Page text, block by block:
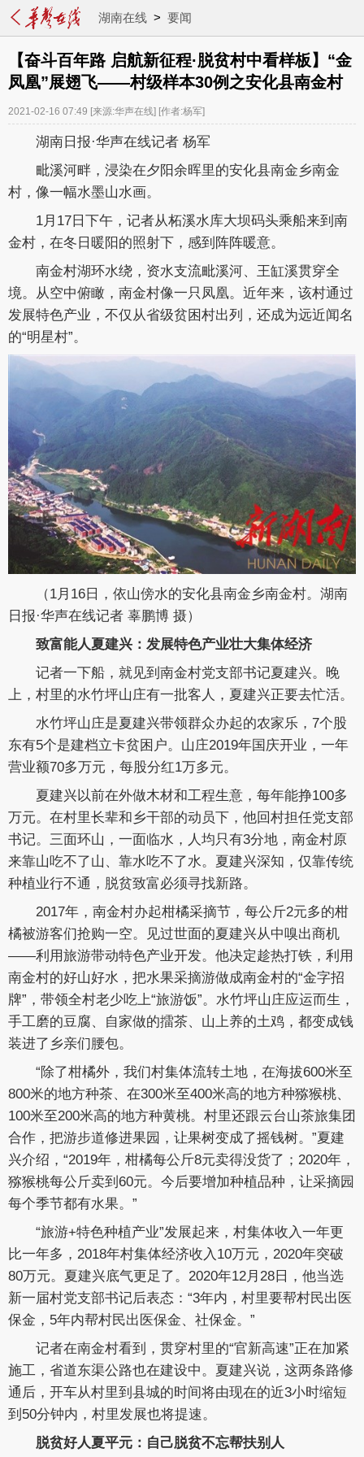
湖南在线> 要闻
【奋斗百年路 启航新征程·脱贫村中看样板】“金
凤凰”展翅飞——村级样本30例之安化县南金村
2021-02-16 07:49 [来源:华声在线] [作者:杨军]
湖南日报·华声在线记者 杨军
毗溪河畔，浸染在夕阳余晖里的安化县南金乡南金
村，像一幅水墨山水画。
1月17日下午，记者从柘溪水库大坝码头乘船来到南
金村，在冬日暖阳的照射下，感到阵阵暖意。
南金村湖环水绕，资水支流毗溪河、王缸溪贯穿全
境。从空中俯瞰，南金村像一只凤凰。近年来，该村通过
发展特色产业，不仅从省级贫困村出列，还成为远近闻名
的“明星村”。
（1月16日，依山傍水的安化县南金乡南金村。 湖南
日报·华声在线记者 辜鹏博 摄）
致富能人夏建兴：发展特色产业壮大集体经济
记者一下船，就见到南金村党支部书记夏建兴。晚
上，村里的水竹坪山庄有一批客人，夏建兴正要去忙活。
水竹坪山庄是夏建兴带领群众办起的农家乐，7个股
东有5个是建档立卡贫困户。山庄2019年国庆开业，一年
营业额70多万元，每股分红1万多元。
夏建兴以前在外做木材和工程生意，每年能挣100多
万元。在村里长辈和乡干部的动员下，他回村担任党支部
书记。三面环山，一面临水，人均只有3分地，南金村原
来靠山吃不了山、靠水吃不了水。夏建兴深知，仅靠传统
种植业行不通，脱贫致富必须寻找新路。
2017年，南金村办起柑橘采摘节，每公斤2元多的柑
橘被游客们抢购一空。见过世面的夏建兴从中嗅出商机
——利用旅游带动特色产业开发。他决定趁热打铁，利用
南金村的好山好水，把水果采摘游做成南金村的“金字招
牌”，带领全村老少吃上“旅游饭”。水竹坪山庄应运而生，
手工磨的豆腐、自家做的擂茶、山上养的土鸡，都变成钱
装进了乡亲们腰包。
“除了柑橘外，我们村集体流转土地，在海拔600米至
800米的地方种茶、在300米至400米高的地方种猕猴桃、
100米至200米高的地方种黄桃。村里还跟云台山茶旅集团
合作，把游步道修进果园，让果树变成了摇钱树。”夏建
兴介绍，“2019年，柑橘每公斤8元卖得没货了；2020年，
猕猴桃每公斤卖到60元。今后要增加种植品种，让采摘园
每个季节都有水果。”
“旅游+特色种植产业”发展起来，村集体收入一年更
比一年多，2018年村集体经济收入10万元，2020年突破
80万元。夏建兴底气更足了。2020年12月28日，他当选
新一届村党支部书记后表态：“3年内，村里要帮村民出医
保金，5年内帮村民出医保金、社保金。”
记者在南金村看到，贯穿村里的“官新高速”正在加紧
施工，省道东渠公路也在建设中。夏建兴说，这两条路修
通后，开车从村里到县城的时间将由现在的近3小时缩短
到50分钟内，村里发展也将提速。
脱贫好人夏平元：自己脱贫不忘帮扶别人